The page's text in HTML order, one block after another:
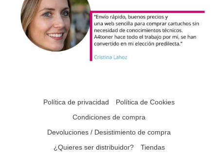
Política de privacidad
Política de Cookies
Condiciones de compra
Devoluciones / Desistimiento de compra
¿Quieres ser distribuidor?
Tiendas